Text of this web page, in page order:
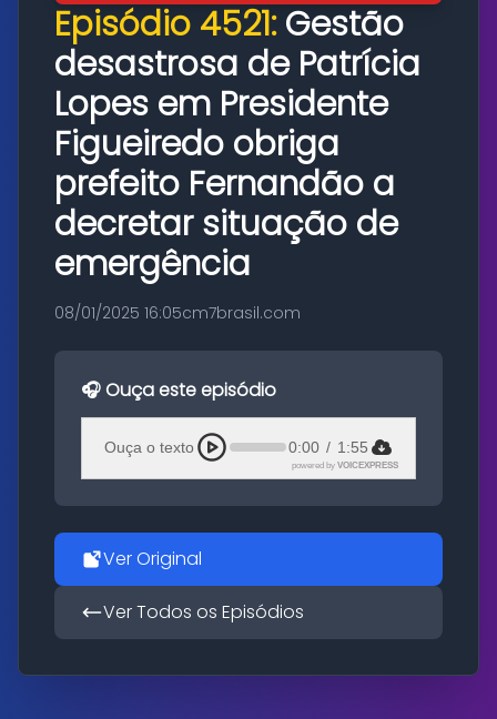
Episódio 4521:Gestão
desastrosa de Patrícia
Lopes em Presidente
Figueiredo obriga
prefeito Fernandão a
decretar situação de
emergência
08/01/2025 16:05cm7brasil.com
🎧 Ouça este episódio
Ouça o texto 0:00 / 1:55
powered by VOICEXPRESS
Ver Original
Ver Todos os Episódios